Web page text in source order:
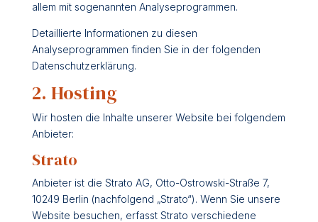
allem mit sogenannten Analyseprogrammen.
Detaillierte Informationen zu diesen
Analyseprogrammen finden Sie in der folgenden
Datenschutzerklärung.
2. Hosting
Wir hosten die Inhalte unserer Website bei folgendem
Anbieter:
Strato
Anbieter ist die Strato AG, Otto-Ostrowski-Straße 7,
10249 Berlin (nachfolgend „Strato“). Wenn Sie unsere
Website besuchen, erfasst Strato verschiedene